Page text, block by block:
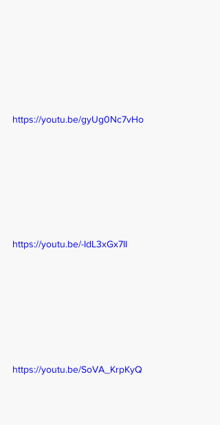
https://youtu.be/gyUg0Nc7vHo
https://youtu.be/-IdL3xGx7II
https://youtu.be/SoVA_KrpKyQ